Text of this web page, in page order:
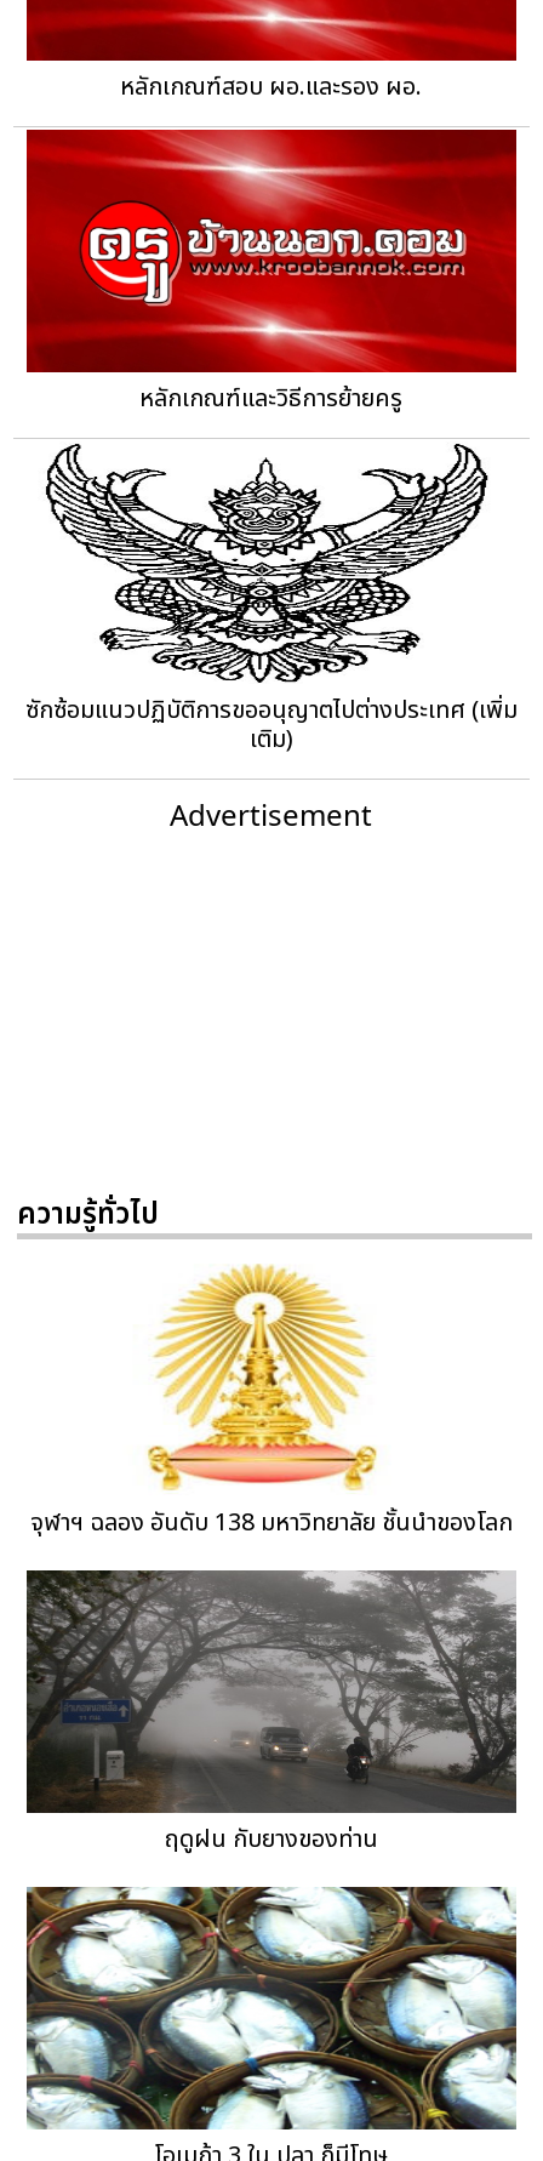
หลักเกณฑ์สอบ ผอ.และรอง ผอ.
หลักเกณฑ์และวิธีการย้ายครู
ซักซ้อมแนวปฏิบัติการขออนุญาตไปต่างประเทศ (เพิ่ม
เติม)
Advertisement
ความรู้ทั่วไป
จุฬาฯ ฉลอง อันดับ 138 มหาวิทยาลัย ชั้นนำของโลก
ฤดูฝน กับยางของท่าน